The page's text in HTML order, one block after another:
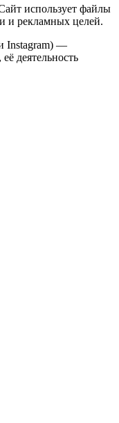
использует файлы
и рекламных целей.
Instagram) —
деятельность